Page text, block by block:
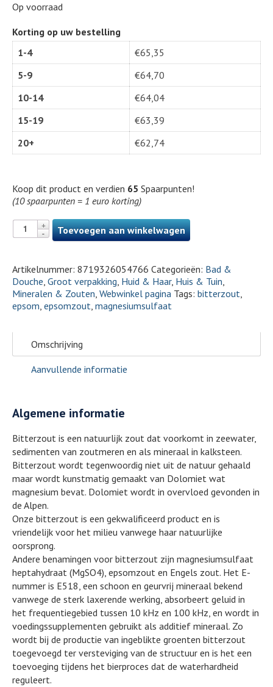
Op voorraad
Korting op uw bestelling
1-4
€65,35
5-9
€64,70
10-14
€64,04
15-19
€63,39
20+
€62,74
Koop dit product en verdien 65 Spaarpunten!
(10 spaarpunten = 1 euro korting)
Toevoegen aan winkelwagen
Artikelnummer: 8719326054766 Categorieën: Bad &
Douche, Groot verpakking, Huid & Haar, Huis & Tuin,
Mineralen & Zouten, Webwinkel pagina Tags: bitterzout,
epsom, epsomzout, magnesiumsulfaat
Omschrijving
Aanvullende informatie
Algemene informatie
Bitterzout is een natuurlijk zout dat voorkomt in zeewater,
sedimenten van zoutmeren en als mineraal in kalksteen.
Bitterzout wordt tegenwoordig niet uit de natuur gehaald
maar wordt kunstmatig gemaakt van Dolomiet wat
magnesium bevat. Dolomiet wordt in overvloed gevonden in
de Alpen.
Onze bitterzout is een gekwalificeerd product en is
vriendelijk voor het milieu vanwege haar natuurlijke
oorsprong.
Andere benamingen voor bitterzout zijn magnesiumsulfaat
heptahydraat (MgSO4), epsomzout en Engels zout. Het E-
nummer is E518, een schoon en geurvrij mineraal bekend
vanwege de sterk laxerende werking, absorbeert geluid in
het frequentiegebied tussen 10 kHz en 100 kHz, en wordt in
voedingssupplementen gebruikt als additief mineraal. Zo
wordt bij de productie van ingeblikte groenten bitterzout
toegevoegd ter versteviging van de structuur en is het een
toevoeging tijdens het bierproces dat de waterhardheid
reguleert.